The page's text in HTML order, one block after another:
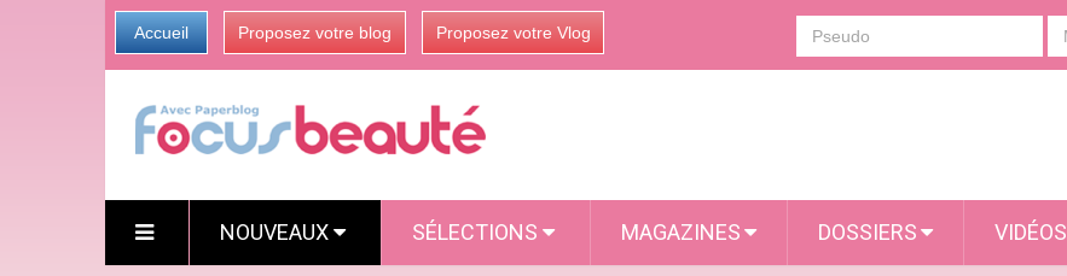
Accueil Proposez votre blog Proposez votre Vlog
NOUVEAUX SÉLECTIONS MAGAZINES DOSSIERS VIDÉOS